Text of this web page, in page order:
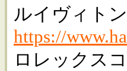
ルイヴィト
https://
ロレックス